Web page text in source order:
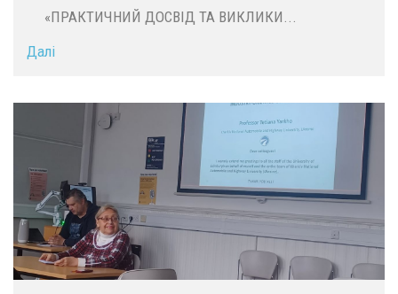
«ПРАКТИЧНИЙ ДОСВІД ТА ВИКЛИКИ...
Далі